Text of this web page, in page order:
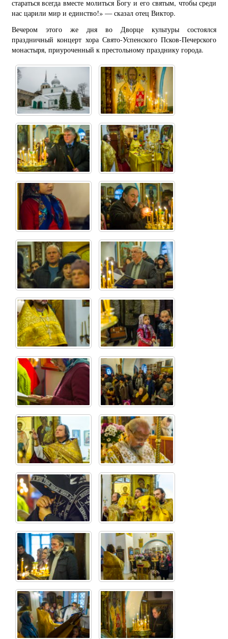
стараться всегда вместе молиться Богу и его святым, чтобы среди
нас царили мир и единство!» — сказал отец Виктор.
Вечером этого же дня во Дворце культуры состоялся
праздничный концерт хора Свято-Успенского Псков-Печерского
монастыря, приуроченный к престольному празднику города.